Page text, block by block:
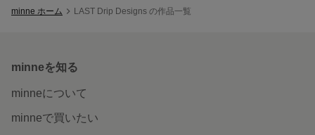
minne ホーム LAST Drip Designs の作品一覧
minneを知る
minneについて
minneで買いたい